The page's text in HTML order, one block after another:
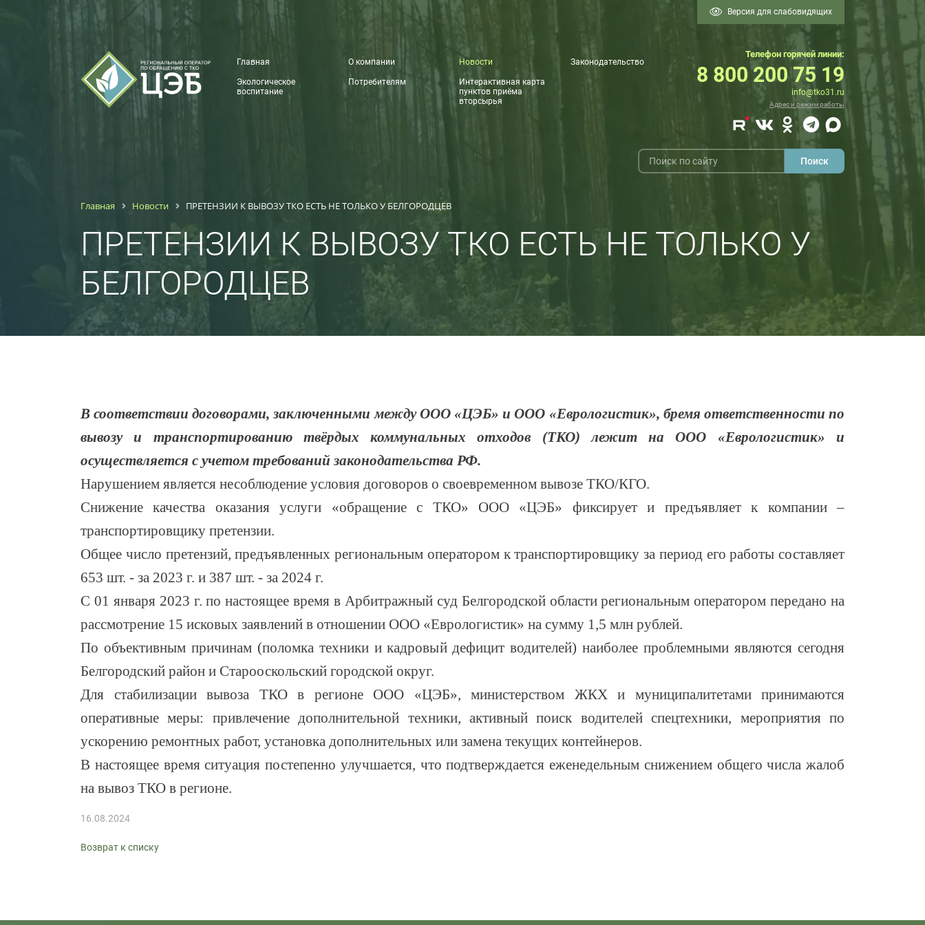
Версия для слабовидящих
Главная О компании Новости Законодательство
Экологическое
воспитание
Потребителям
Интерактивная карта
пунктов приёма
вторсырья
Телефон горячей линии:
8 800 200 75 19
info@tko31.ru
Адрес и режим работы
Главная Новости ПРЕТЕНЗИИ К ВЫВОЗУ ТКО ЕСТЬ НЕ ТОЛЬКО У БЕЛГОРОДЦЕВ
ПРЕТЕНЗИИ К ВЫВОЗУ ТКО ЕСТЬ НЕ ТОЛЬКО У
БЕЛГОРОДЦЕВ
В соответствии договорами, заключенными между ООО «ЦЭБ» и ООО «Еврологистик», бремя ответственности по
вывозу и транспортированию твёрдых коммунальных отходов (ТКО) лежит на ООО «Еврологистик» и
осуществляется с учетом требований законодательства РФ.
Нарушением является несоблюдение условия договоров о своевременном вывозе ТКО/КГО.
Снижение качества оказания услуги «обращение с ТКО» ООО «ЦЭБ» фиксирует и предъявляет к компании –
транспортировщику претензии.
Общее число претензий, предъявленных региональным оператором к транспортировщику за период его работы составляет
653 шт. - за 2023 г. и 387 шт. - за 2024 г.
С 01 января 2023 г. по настоящее время в Арбитражный суд Белгородской области региональным оператором передано на
рассмотрение 15 исковых заявлений в отношении ООО «Еврологистик» на сумму 1,5 млн рублей.
По объективным причинам (поломка техники и кадровый дефицит водителей) наиболее проблемными являются сегодня
Белгородский район и Старооскольский городской округ.
Для стабилизации вывоза ТКО в регионе ООО «ЦЭБ», министерством ЖКХ и муниципалитетами принимаются
оперативные меры: привлечение дополнительной техники, активный поиск водителей спецтехники, мероприятия по
ускорению ремонтных работ, установка дополнительных или замена текущих контейнеров.
В настоящее время ситуация постепенно улучшается, что подтверждается еженедельным снижением общего числа жалоб
на вывоз ТКО в регионе.
16.08.2024
Возврат к списку